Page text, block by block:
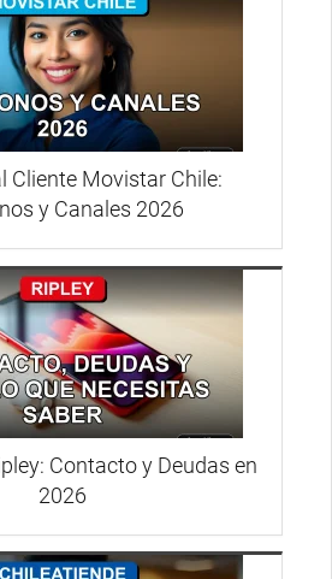
Cliente Movistar Chile:
y Canales 2026
Contacto y Deudas en
2026